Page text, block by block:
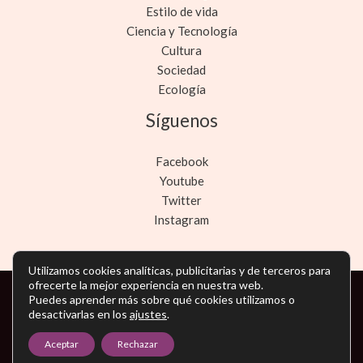
Estilo de vida
Ciencia y Tecnología
Cultura
Sociedad
Ecología
Síguenos
Facebook
Youtube
Twitter
Instagram
Copyright © Todos los derechos reservados -
noticiasmarketing.es
Política de privacidad- Política de cookies
Utilizamos cookies analíticas, publicitarias y de terceros para
ofrecerte la mejor experiencia en nuestra web.
Puedes aprender más sobre qué cookies utilizamos o
desactivarlas en los ajustes.
Aceptar Rechazar